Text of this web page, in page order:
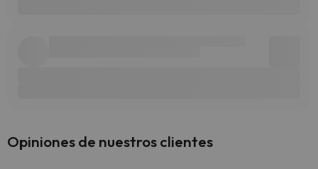
Opiniones de nuestros clientes